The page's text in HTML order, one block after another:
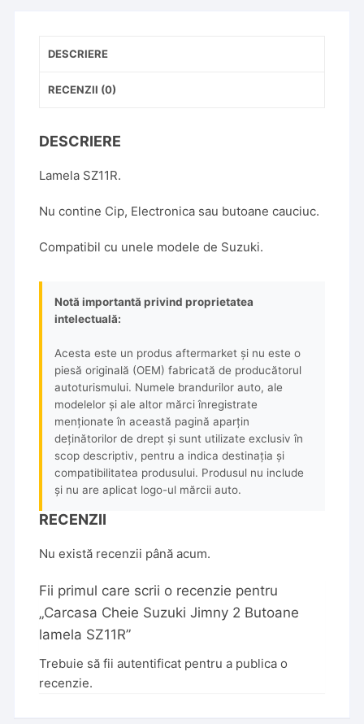
DESCRIERE
RECENZII (0)
DESCRIERE
Lamela SZ11R.
Nu contine Cip, Electronica sau butoane cauciuc.
Compatibil cu unele modele de Suzuki.
Notă importantă privind proprietatea
intelectuală:
Acesta este un produs aftermarket și nu este o
piesă originală (OEM) fabricată de producătorul
autoturismului. Numele brandurilor auto, ale
modelelor și ale altor mărci înregistrate
menționate în această pagină aparțin
deținătorilor de drept și sunt utilizate exclusiv în
scop descriptiv, pentru a indica destinația și
compatibilitatea produsului. Produsul nu include
și nu are aplicat logo-ul mărcii auto.
RECENZII
Nu există recenzii până acum.
Fii primul care scrii o recenzie pentru
„Carcasa Cheie Suzuki Jimny 2 Butoane
lamela SZ11R”
Trebuie să fiiautentificat pentru a publica o
recenzie.